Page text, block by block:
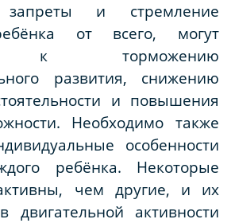
запреты и стремление
от всего, могут
к торможению
развития, снижению
и повышения
Необходимо также
особенности
ребёнка. Некоторые
чем другие, и их
двигательной активности